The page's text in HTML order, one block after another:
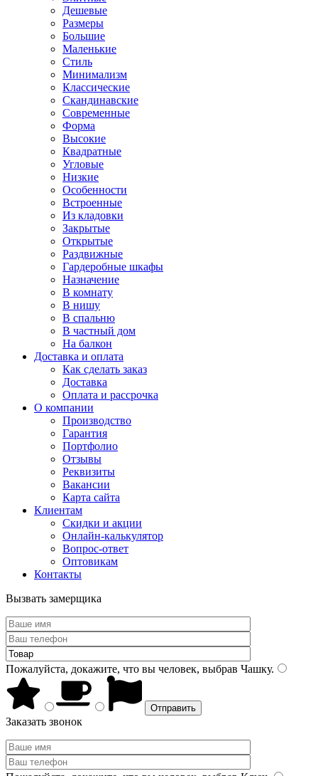
Дешевые
Размеры
Большие
Маленькие
Стиль
Минимализм
Классические
Скандинавские
Современные
Форма
Высокие
Квадратные
Угловые
Низкие
Особенности
Встроенные
Из кладовки
Закрытые
Открытые
Раздвижные
Гардеробные шкафы
Назначение
В комнату
В нишу
В спальню
В частный дом
На балкон
Доставка и оплата
Как сделать заказ
Доставка
Оплата и рассрочка
О компании
Производство
Гарантия
Портфолио
Отзывы
Реквизиты
Вакансии
Карта сайта
Клиентам
Скидки и акции
Онлайн-калькулятор
Вопрос-ответ
Оптовикам
Контакты
Вызвать замерщика
Пожалуйста, докажите, что вы человек, выбрав Чашку.
Заказать звонок